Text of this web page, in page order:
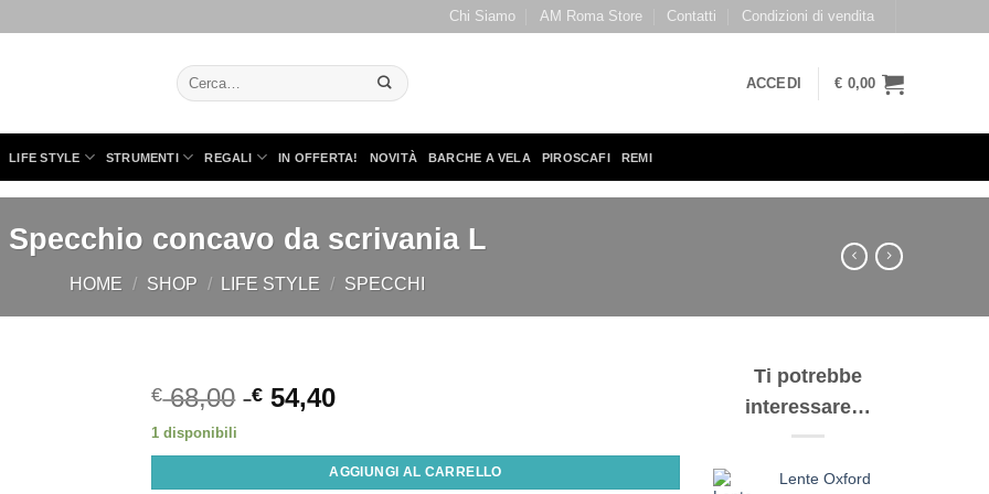
Chi Siamo AM Roma Store Contatti Condizioni di vendita
Cerca:
ACCEDI € 0,00
LIFE STYLE STRUMENTI REGALI IN OFFERTA! NOVITÀ BARCHE A VELA PIROSCAFI REMI
Specchio concavo da scrivania L
HOME / SHOP / LIFE STYLE / SPECCHI
€68,00 €54,40
1 disponibili
AGGIUNGI AL CARRELLO
Ti potrebbe
interessare…
Lente Oxford